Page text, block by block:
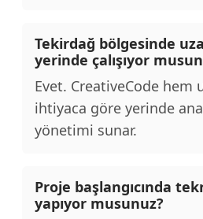
Tekirdağ bölgesinde
yerinde çalışıyor
Evet. CreativeCode hem
ihtiyaca göre yerinde
yönetimi sunar.
Proje başlangıcında
yapıyor musunuz?